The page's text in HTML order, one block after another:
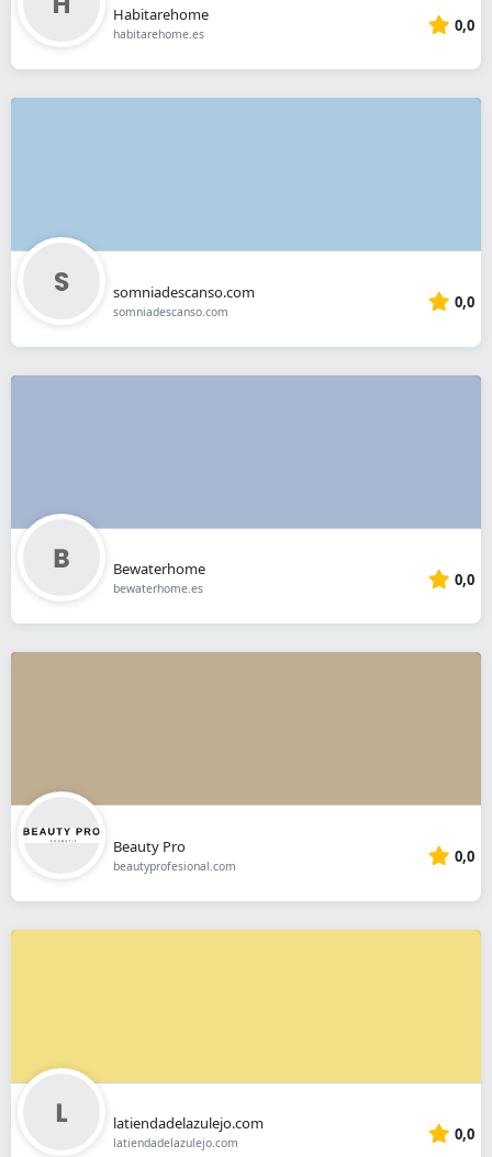
Habitarehome
habitarehome.es 0,0
somniadescanso.com
somniadescanso.com 0,0
Bewaterhome
bewaterhome.es 0,0
Beauty Pro
beautyprofesional.com 0,0
latiendadelazulejo.com
latiendadelazulejo.com 0,0